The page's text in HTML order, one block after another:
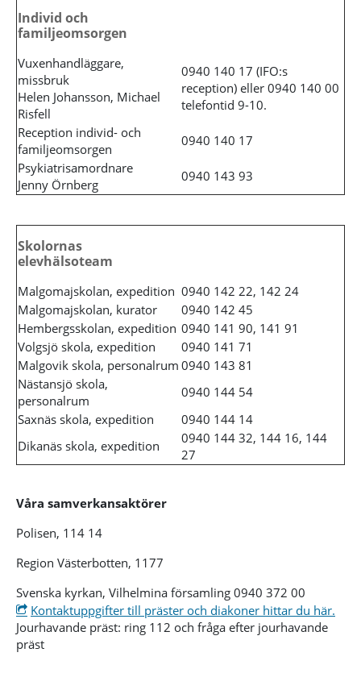
Individ och
familjeomsorgen
Vuxenhandläggare,
missbruk
Helen Johansson, Michael
Risfell
0940 140 17 (IFO:s
reception) eller 0940 140 00
telefontid 9-10.
Reception individ- och
familjeomsorgen
0940 140 17
Psykiatrisamordnare
Jenny Örnberg
0940 143 93
Skolornas
elevhälsoteam
Malgomajskolan, expedition 0940 142 22, 142 24
Malgomajskolan, kurator
0940 142 45
Hembergsskolan, expedition 0940 141 90, 141 91
Volgsjö skola, expedition
0940 141 71
Malgovik skola, personalrum 0940 143 81
Nästansjö skola,
personalrum
0940 144 54
Saxnäs skola, expedition
0940 144 14
Dikanäs skola, expedition
0940 144 32, 144 16, 144
27
Våra samverkansaktörer
Polisen, 114 14
Region Västerbotten, 1177
Svenska kyrkan, Vilhelmina församling 0940 372 00
Kontaktuppgifter till präster och diakoner hittar du här.
Jourhavande präst: ring 112 och fråga efter jourhavande
präst